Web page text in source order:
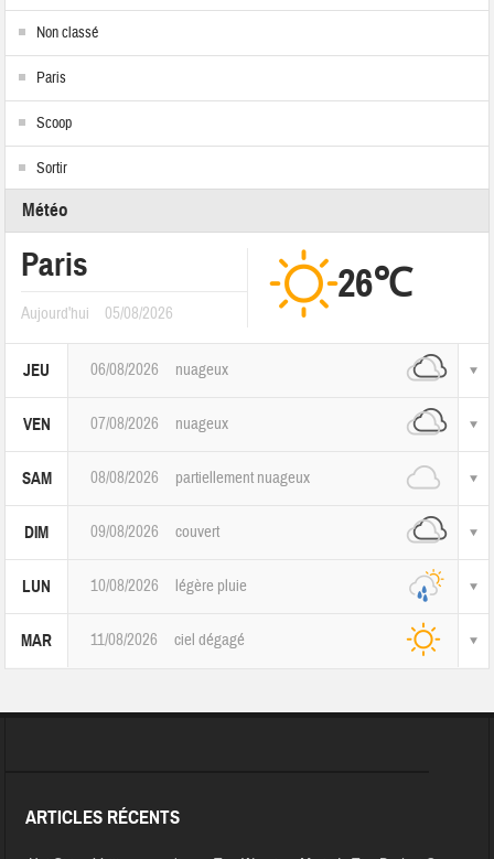
Non classé
Paris
Scoop
Sortir
Météo
Paris
Aujourd'hui 05/08/2026
26℃
JEU 06/08/2026 nuageux
VEN 07/08/2026 nuageux
SAM 08/08/2026 partiellement nuageux
DIM 09/08/2026 couvert
LUN 10/08/2026 légère pluie
MAR 11/08/2026 ciel dégagé
ARTICLES RÉCENTS